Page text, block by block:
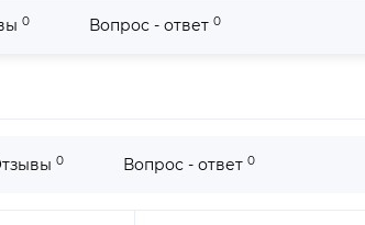
0 Вопрос - ответ 0
0 Вопрос - ответ 0